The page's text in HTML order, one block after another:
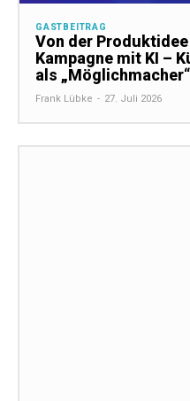
GASTBEITRAG
Von der
Kampagne mit KI –
als „Möglichmacher“
Frank Lübke - 27. Juli 2026